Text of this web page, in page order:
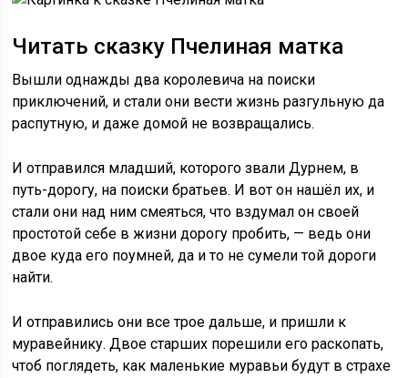
Читать сказку Пчелиная матка
Вышли однажды два королевича на поиски
приключений, и стали они вести жизнь разгульную да
распутную, и даже домой не возвращались.
И отправился младший, которого звали Дурнем, в
путь-дорогу, на поиски братьев. И вот он нашёл их, и
стали они над ним смеяться, что вздумал он своей
простотой себе в жизни дорогу пробить, — ведь они
двое куда его поумней, да и то не сумели той дороги
найти.
И отправились они все трое дальше, и пришли к
муравейнику. Двое старших порешили его раскопать,
чтоб поглядеть, как маленькие муравьи будут в страхе